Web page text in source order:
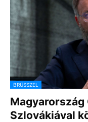
BRÜSSZEL
Szlovákiával